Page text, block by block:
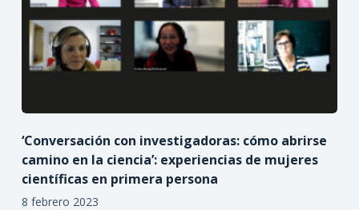
‘Conversación con investigadoras: cómo abrirse
camino en la ciencia’: experiencias de mujeres
científicas en primera persona
8 febrero 2023